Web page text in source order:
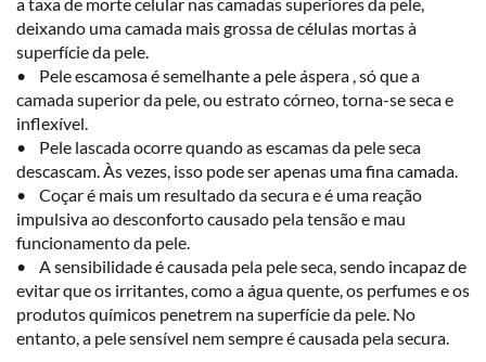
deixando uma camada mais grossa de células mortas à
superfície da pele.
• Pele escamosa é semelhante a pele áspera , só que a
camada superior da pele, ou estrato córneo, torna-se seca e
inflexível.
• Pele lascada ocorre quando as escamas da pele seca
descascam. Às vezes, isso pode ser apenas uma fina camada.
• Coçar é mais um resultado da secura e é uma reação
impulsiva ao desconforto causado pela tensão e mau
funcionamento da pele.
• A sensibilidade é causada pela pele seca, sendo incapaz de
evitar que os irritantes, como a água quente, os perfumes e os
produtos químicos penetrem na superfície da pele. No
entanto, a pele sensível nem sempre é causada pela secura.